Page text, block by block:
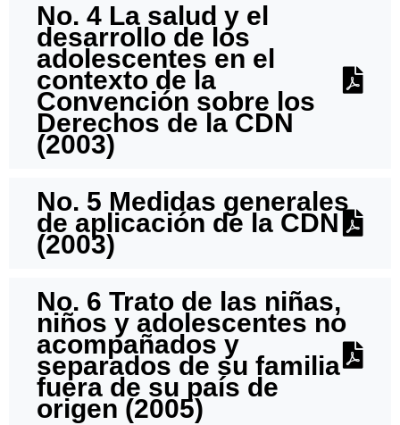
No. 4 La salud y el
desarrollo de los
adolescentes en el
contexto de la
Convención sobre los
Derechos de la CDN
(2003)
No. 5 Medidas generales
de aplicación de la CDN
(2003)
No. 6 Trato de las niñas,
niños y adolescentes no
acompañados y
separados de su familia
fuera de su país de
origen (2005)